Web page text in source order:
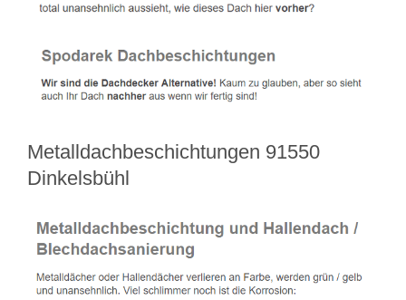
Metalldachbeschichtungen 91550
Dinkelsbühl